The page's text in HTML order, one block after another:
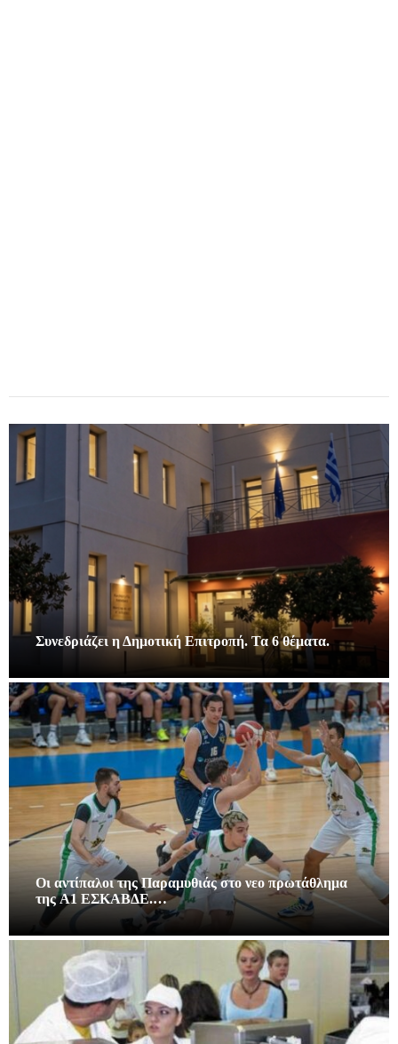
Συνεδριάζει η Δημοτική Επιτροπή. Τα 6 θέματα.
Οι αντίπαλοι της Παραμυθιάς στο νεο πρωτάθλημα
της A1 ΕΣΚΑΒΔΕ.…